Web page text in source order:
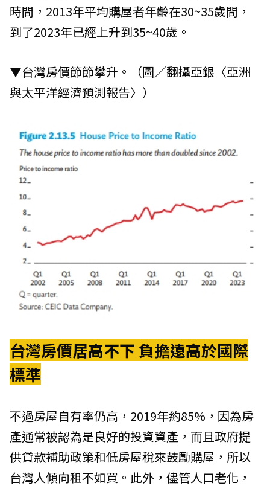
時間，2013年平均購屋者年齡在30~35歲間，
到了2023年已經上升到35~40歲。
▼台灣房價節節攀升。（圖／翻攝亞銀 〈亞洲
與太平洋經濟預測報告〉）
台灣房價居高不下 負擔遠高於國際
標準
不過房屋自有率仍高，2019年約85%，因為房
產通常被認為是良好的投資資產，而且政府提
供貸款補助政策和低房屋稅來鼓勵購屋，所以
台灣人傾向租不如買。此外，儘管人口老化，